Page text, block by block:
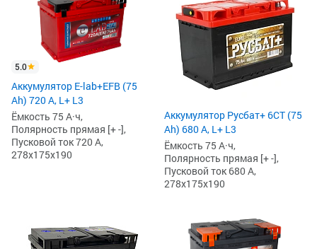
5.0
Аккумулятор E-lab+EFB (75
Ah) 720 А, L+ L3
Ёмкость 75 А·ч,
Полярность прямая [+ -],
Пусковой ток 720 А,
278x175x190
Аккумулятор Русбат+ 6СТ (75
Ah) 680 А, L+ L3
Ёмкость 75 А·ч,
Полярность прямая [+ -],
Пусковой ток 680 А,
278x175x190